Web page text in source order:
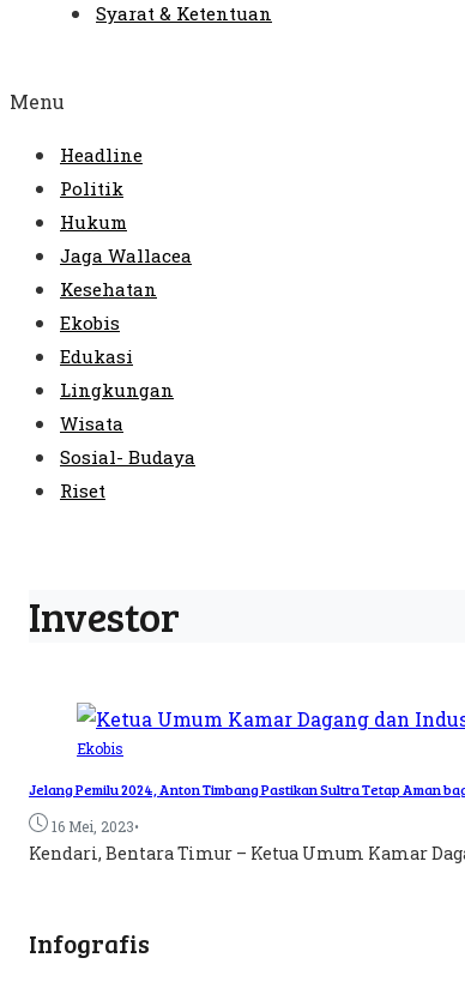
Syarat & Ketentuan
Menu
Headline
Politik
Hukum
Jaga Wallacea
Kesehatan
Ekobis
Edukasi
Lingkungan
Wisata
Sosial- Budaya
Riset
Investor
Ekobis
Jelang Pemilu 2024, Anton Timbang Pastikan Sultra Tetap Aman
16 Mei, 2023•
Kendari, Bentara Timur – Ketua Umum Kamar
Infografis